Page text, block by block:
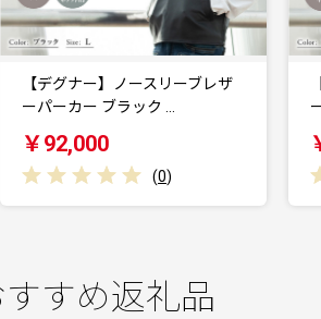
【デグナー】ノースリーブレザ
ーパーカー ブラック …
￥92,000
(0
すめ返礼品